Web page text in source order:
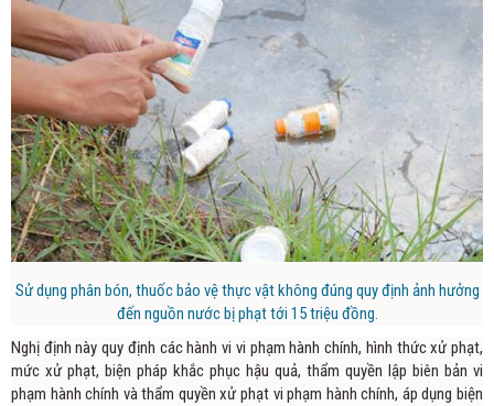
Sử dụng phân bón, thuốc bảo vệ thực vật không đúng quy định ảnh hưởng
đến nguồn nước bị phạt tới 15 triệu đồng.
Nghị định này quy định các hành vi vi phạm hành chính, hình thức xử phạt,
mức xử phạt, biện pháp khắc phục hậu quả, thẩm quyền lập biên bản vi
phạm hành chính và thẩm quyền xử phạt vi phạm hành chính, áp dụng biện